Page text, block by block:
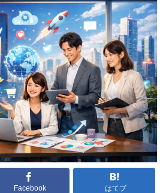
Facebook はてブ